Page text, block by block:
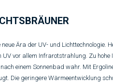
Ära der UV- und Lichttechnologie.
UV vor allem Infrarotstrahlung. Zu
einem Sonnenbad wahr. Mit
Die geringere Wärmeentwicklung